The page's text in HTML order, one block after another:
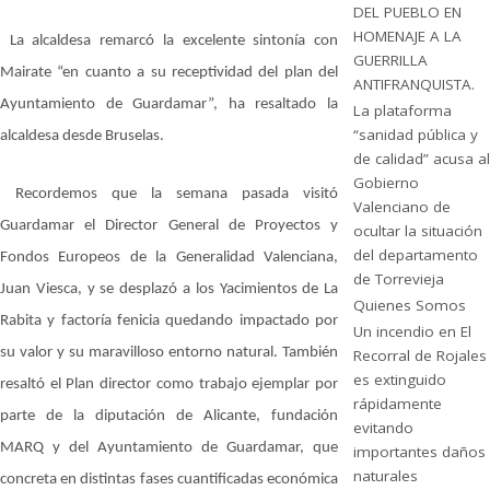
La alcaldesa remarcó la excelente sintonía con
Mairate “en cuanto a su receptividad del plan del
Ayuntamiento de Guardamar”, ha resaltado la
alcaldesa desde Bruselas.
Recordemos que la semana pasada visitó
Guardamar el Director General de Proyectos y
Fondos Europeos de la Generalidad Valenciana,
Juan Viesca, y se desplazó a los Yacimientos de La
Rabita y factoría fenicia quedando impactado por
su valor y su maravilloso entorno natural. También
resaltó el Plan director como trabajo ejemplar por
parte de la diputación de Alicante, fundación
MARQ y del Ayuntamiento de Guardamar, que
concreta en distintas fases cuantificadas económica
DEL PUEBLO EN
HOMENAJE A LA
GUERRILLA
ANTIFRANQUISTA.
La plataforma
“sanidad pública y
de calidad” acusa al
Gobierno
Valenciano de
ocultar la situación
del departamento
de Torrevieja
Quienes Somos
Un incendio en El
Recorral de Rojales
es extinguido
rápidamente
evitando
importantes daños
naturales